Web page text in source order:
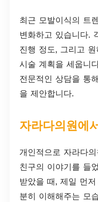
최근 모발이식의 트
변화하고 있습니다.
진행 정도, 그리고
시술 계획을 세웁니
전문적인 상담을 통
을 제안합니다.
자라다의원에
개인적으로 자라다
친구의 이야기를 들
받았을 때, 제일 먼
분히 이해해주는 모